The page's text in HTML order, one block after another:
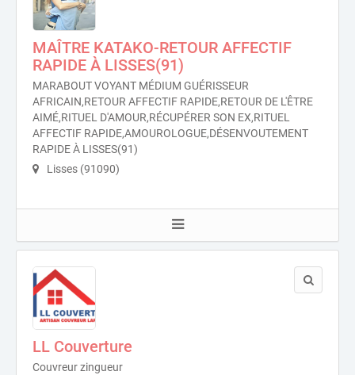
MAÎTRE KATAKO-RETOUR AFFECTIF
RAPIDE À LISSES(91)
MARABOUT VOYANT MÉDIUM GUÉRISSEUR
AFRICAIN,RETOUR AFFECTIF RAPIDE,RETOUR DE L'ÊTRE
AIMÉ,RITUEL D'AMOUR,RÉCUPÉRER SON EX,RITUEL
AFFECTIF RAPIDE,AMOUROLOGUE,DÉSENVOUTEMENT
RAPIDE À LISSES(91)
Lisses (91090)
LL Couverture
Couvreur zingueur